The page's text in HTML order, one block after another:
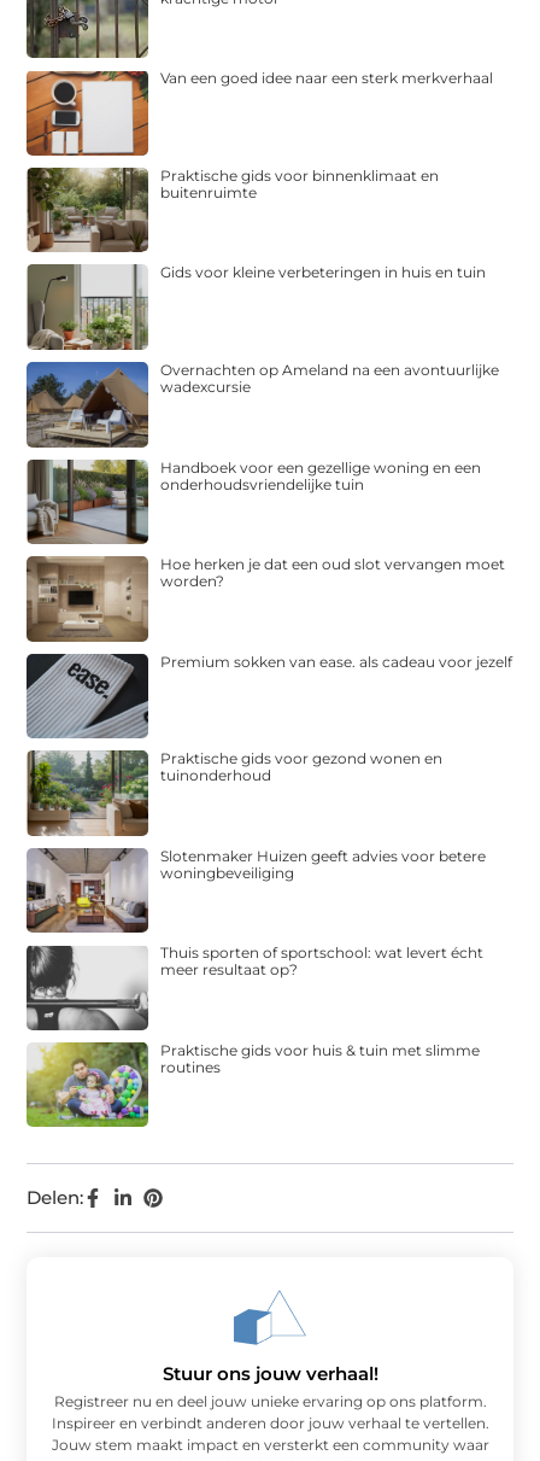
Delen:
Van een goed idee naar een sterk merkverhaal
Praktische gids voor binnenklimaat en
buitenruimte
Gids voor kleine verbeteringen in huis en tuin
Overnachten op Ameland na een avontuurlijke
wadexcursie
Handboek voor een gezellige woning en een
onderhoudsvriendelijke tuin
Hoe herken je dat een oud slot vervangen moet
worden?
Premium sokken van ease. als cadeau voor jezelf
Praktische gids voor gezond wonen en
tuinonderhoud
Slotenmaker Huizen geeft advies voor betere
woningbeveiliging
Thuis sporten of sportschool: wat levert écht
meer resultaat op?
Praktische gids voor huis & tuin met slimme
routines
Stuur ons jouw verhaal!
Registreer nu en deel jouw unieke ervaring op ons platform.
Inspireer en verbindt anderen door jouw verhaal te vertellen.
Jouw stem maakt impact en versterkt een community waar